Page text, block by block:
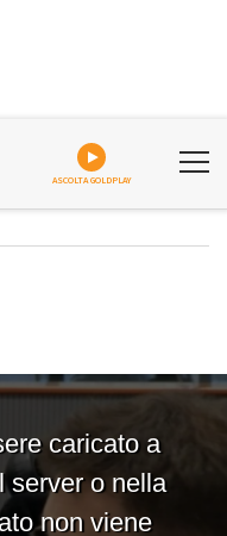
ASCOLTA GOLDPLAY